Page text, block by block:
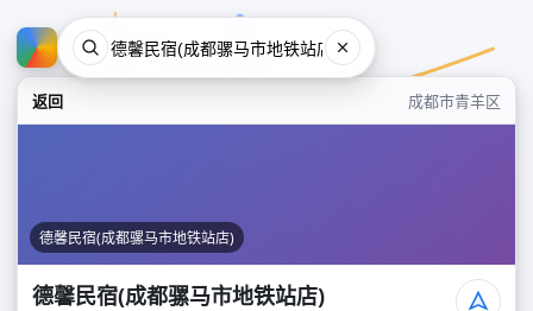
返回 成都市青羊区
德馨民宿(成都骡马市地铁站店)
德馨民宿(成都骡马市地铁站店)